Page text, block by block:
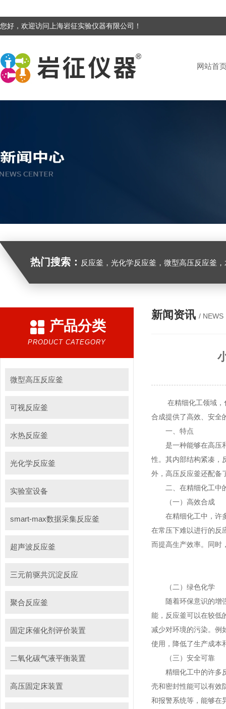
您好，欢迎访问上海岩征实验仪器有限公司！
网站首
热门搜索： 反应釜，光化学反应釜，微型高压反应釜
产品分类
PRODUCT CATEGORY
微型高压反应釜
可视反应釜
水热反应釜
光化学反应釜
实验室设备
smart-max数据采集反应釜
超声波反应釜
三元前驱共沉淀反应
聚合反应釜
固定床催化剂评价装置
二氧化碳气液平衡装置
高压固定床装置
新闻资讯 / NEWS
在精细化工领域，化
合成提供了高效、安全
一、特点
是一种能够在高压和
性。其内部结构紧凑，
外，高压反应釜还配备
二、在精细化工中
（一）高效合成
在精细化工中，许多
在常压下难以进行的反
而提高生产效率。同时
（二）绿色化学
随着环保意识的增强
能，反应釜可以在较低
减少对环境的污染。例
使用，降低了生产成本
（三）安全可靠
精细化工中的许多反
壳和密封性能可以有效
和报警系统等，能够在